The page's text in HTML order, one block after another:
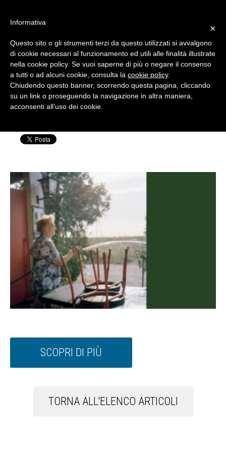
#WIS22
Home
Forum 2023
WIS19-web-12-340×225
Scritto da: Silvia Rensi | Pubblicato il: 28 Giugno
SCOPRI DI PIÙ
TORNA ALL'ELENCO ARTICOLI
×
Informativa
Questo sito o gli strumenti terzi da questo utilizzati si avvalgono
di cookie necessari al funzionamento ed utili alle finalità illustrate
nella cookie policy. Se vuoi saperne di più o negare il consenso
a tutti o ad alcuni cookie, consulta la cookie policy.
Chiudendo questo banner, scorrendo questa pagina, cliccando
su un link o proseguendo la navigazione in altra maniera,
acconsenti all’uso dei cookie.